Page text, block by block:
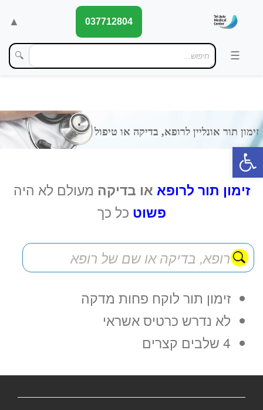
פתח סרגל נגישות
▲ 037712804
🔍
טיפול
זימון תור לרופא או בדיקה מעולם לא היה
פשוט כל כך
זימון תור לוקח פחות מדקה
לא נדרש כרטיס אשראי
4 שלבים קצרים